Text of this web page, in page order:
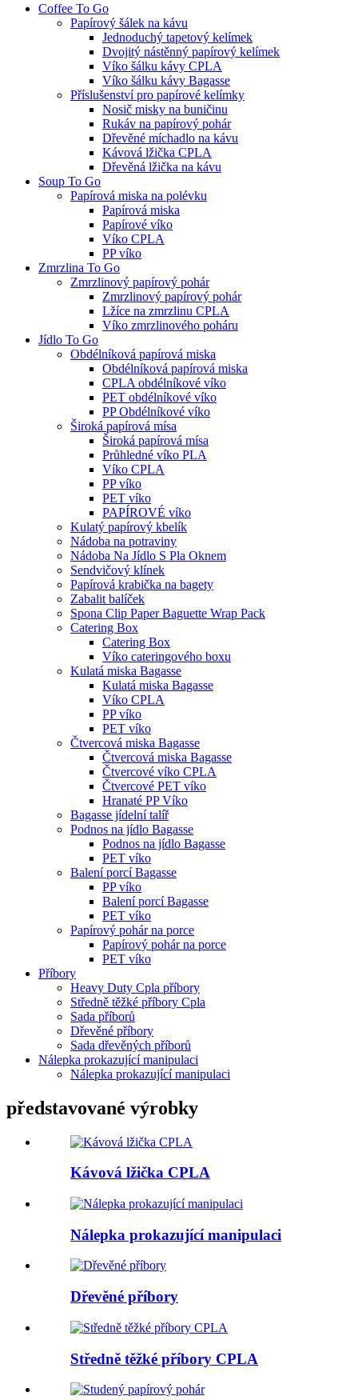
Coffee To Go
Papírový šálek na kávu
Jednoduchý tapetový kelímek
Dvojitý nástěnný papírový kelímek
Víko šálku kávy CPLA
Víko šálku kávy Bagasse
Příslušenství pro papírové kelímky
Nosič misky na buničinu
Rukáv na papírový pohár
Dřevěné míchadlo na kávu
Kávová lžička CPLA
Dřevěná lžička na kávu
Soup To Go
Papírová miska na polévku
Papírová miska
Papírové víko
Víko CPLA
PP víko
Zmrzlina To Go
Zmrzlinový papírový pohár
Zmrzlinový papírový pohár
Lžíce na zmrzlinu CPLA
Víko zmrzlinového poháru
Jídlo To Go
Obdélníková papírová miska
Obdélníková papírová miska
CPLA obdélníkové víko
PET obdélníkové víko
PP Obdélníkové víko
Široká papírová mísa
Široká papírová mísa
Průhledné víko PLA
Víko CPLA
PP víko
PET víko
PAPÍROVÉ víko
Kulatý papírový kbelík
Nádoba na potraviny
Nádoba Na Jídlo S Pla Oknem
Sendvičový klínek
Papírová krabička na bagety
Zabalit balíček
Spona Clip Paper Baguette Wrap Pack
Catering Box
Catering Box
Víko cateringového boxu
Kulatá miska Bagasse
Kulatá miska Bagasse
Víko CPLA
PP víko
PET víko
Čtvercová miska Bagasse
Čtvercová miska Bagasse
Čtvercové víko CPLA
Čtvercové PET víko
Hranaté PP Víko
Bagasse jídelní talíř
Podnos na jídlo Bagasse
Podnos na jídlo Bagasse
PET víko
Balení porcí Bagasse
PP víko
Balení porcí Bagasse
PET víko
Papírový pohár na porce
Papírový pohár na porce
PET víko
Příbory
Heavy Duty Cpla příbory
Středně těžké příbory Cpla
Sada příborů
Dřevěné příbory
Sada dřevěných příborů
Nálepka prokazující manipulaci
Nálepka prokazující manipulaci
představované výrobky
Kávová lžička CPLA
Nálepka prokazující manipulaci
Dřevěné příbory
Středně těžké příbory CPLA